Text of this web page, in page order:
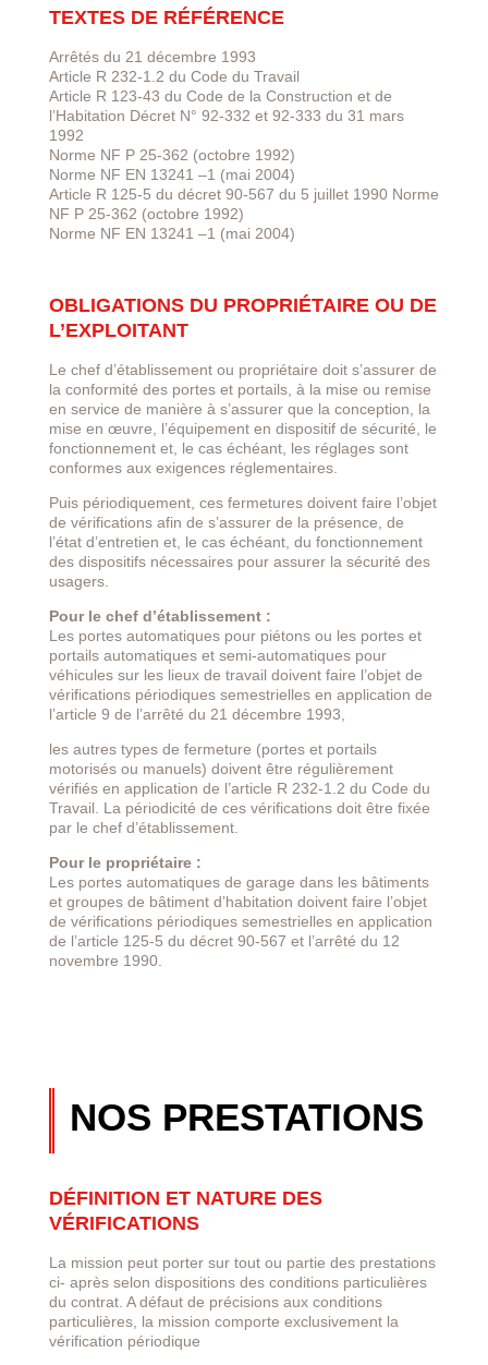
TEXTES DE RÉFÉRENCE
Arrêtés du 21 décembre 1993
Article R 232-1.2 du Code du Travail
Article R 123-43 du Code de la Construction et de
l’Habitation Décret N° 92-332 et 92-333 du 31 mars
1992
Norme NF P 25-362 (octobre 1992)
Norme NF EN 13241 –1 (mai 2004)
Article R 125-5 du décret 90-567 du 5 juillet 1990 Norme
NF P 25-362 (octobre 1992)
Norme NF EN 13241 –1 (mai 2004)
OBLIGATIONS DU PROPRIÉTAIRE OU DE
L’EXPLOITANT
Le chef d’établissement ou propriétaire doit s’assurer de
la conformité des portes et portails, à la mise ou remise
en service de manière à s’assurer que la conception, la
mise en œuvre, l’équipement en dispositif de sécurité, le
fonctionnement et, le cas échéant, les réglages sont
conformes aux exigences réglementaires.
Puis périodiquement, ces fermetures doivent faire l’objet
de vérifications afin de s’assurer de la présence, de
l’état d’entretien et, le cas échéant, du fonctionnement
des dispositifs nécessaires pour assurer la sécurité des
usagers.
Pour le chef d’établissement :
Les portes automatiques pour piétons ou les portes et
portails automatiques et semi-automatiques pour
véhicules sur les lieux de travail doivent faire l’objet de
vérifications périodiques semestrielles en application de
l’article 9 de l’arrêté du 21 décembre 1993,
les autres types de fermeture (portes et portails
motorisés ou manuels) doivent être régulièrement
vérifiés en application de l’article R 232-1.2 du Code du
Travail. La périodicité de ces vérifications doit être fixée
par le chef d’établissement.
Pour le propriétaire :
Les portes automatiques de garage dans les bâtiments
et groupes de bâtiment d’habitation doivent faire l’objet
de vérifications périodiques semestrielles en application
de l’article 125-5 du décret 90-567 et l’arrêté du 12
novembre 1990.
NOS PRESTATIONS
DÉFINITION ET NATURE DES
VÉRIFICATIONS
La mission peut porter sur tout ou partie des prestations
ci- après selon dispositions des conditions particulières
du contrat. A défaut de précisions aux conditions
particulières, la mission comporte exclusivement la
vérification périodique